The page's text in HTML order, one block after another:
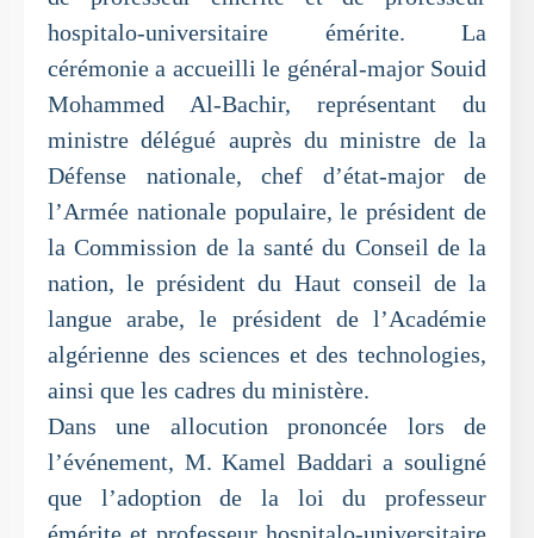
hospitalo-universitaire émérite. La
cérémonie a accueilli le général-major Souid
Mohammed Al-Bachir, représentant du
ministre délégué auprès du ministre de la
Défense nationale, chef d’état-major de
l’Armée nationale populaire, le président de
la Commission de la santé du Conseil de la
nation, le président du Haut conseil de la
langue arabe, le président de l’Académie
algérienne des sciences et des technologies,
ainsi que les cadres du ministère.
Dans une allocution prononcée lors de
l’événement, M. Kamel Baddari a souligné
que l’adoption de la loi du professeur